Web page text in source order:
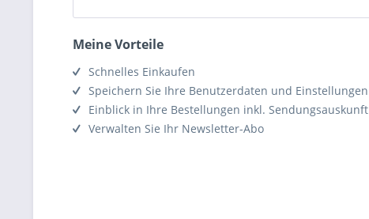
Meine Vorteile
Schnelles Einkaufen
Speichern Sie Ihre Benutzerdaten und Einstellungen
Einblick in Ihre Bestellungen inkl. Sendungsauskunft
Verwalten Sie Ihr Newsletter-Abo